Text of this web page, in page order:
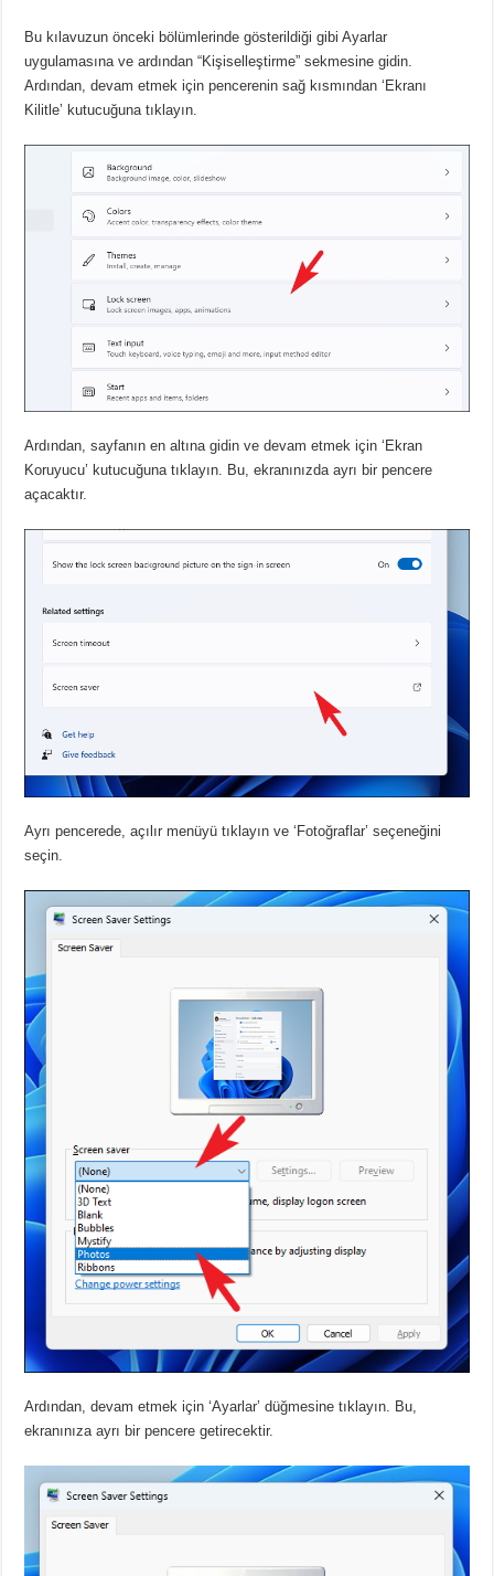
Bu kılavuzun önceki bölümlerinde gösterildiği gibi Ayarlar
uygulamasına ve ardından “Kişiselleştirme” sekmesine gidin.
Ardından, devam etmek için pencerenin sağ kısmından ‘Ekranı
Kilitle’ kutucuğuna tıklayın.
Ardından, sayfanın en altına gidin ve devam etmek için ‘Ekran
Koruyucu’ kutucuğuna tıklayın. Bu, ekranınızda ayrı bir pencere
açacaktır.
Ayrı pencerede, açılır menüyü tıklayın ve ‘Fotoğraflar’ seçeneğini
seçin.
Ardından, devam etmek için ‘Ayarlar’ düğmesine tıklayın.
Bu,
ekranınıza ayrı bir pencere getirecektir.